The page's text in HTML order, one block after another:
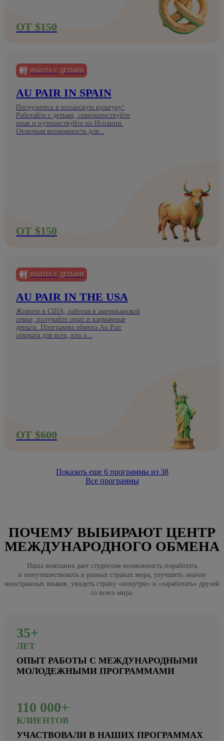
ОТ $150
РАБОТА С ДЕТЬМИ
AU PAIR IN SPAIN
Погрузитесь в испанскую культуру!
Работайте с детьми, совершенствуйте
язык и путешествуйте по Испании.
Отличная возможность для...
ОТ $150
РАБОТА С ДЕТЬМИ
AU PAIR IN THE USA
Живите в США, работая в американской
семье, получайте опыт и карманные
деньги. Программа обмена Au Pair
открыта для всех, кто л...
ОТ $600
Показать еще 6программы из 38
Все программы
ПОЧЕМУ ВЫБИРАЮТ ЦЕНТР
МЕЖДУНАРОДНОГО ОБМЕНА
Наша компания дает студентам возможность поработать
и попутешествовать в разных странах мира, улучшить знание
иностранных языков, увидеть страну «изнутри» и «заработать» друзей
со всего мира.
35+
ЛЕТ
ОПЫТ РАБОТЫ С МЕЖДУНАРОДНЫМИ
МОЛОДЕЖНЫМИ ПРОГРАММАМИ
110 000+
КЛИЕНТОВ
УЧАСТВОВАЛИ В НАШИХ ПРОГРАММАХ